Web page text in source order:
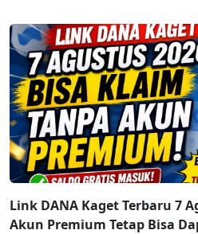
Link DANA Kaget Terbaru 7
Akun Premium Tetap Bisa